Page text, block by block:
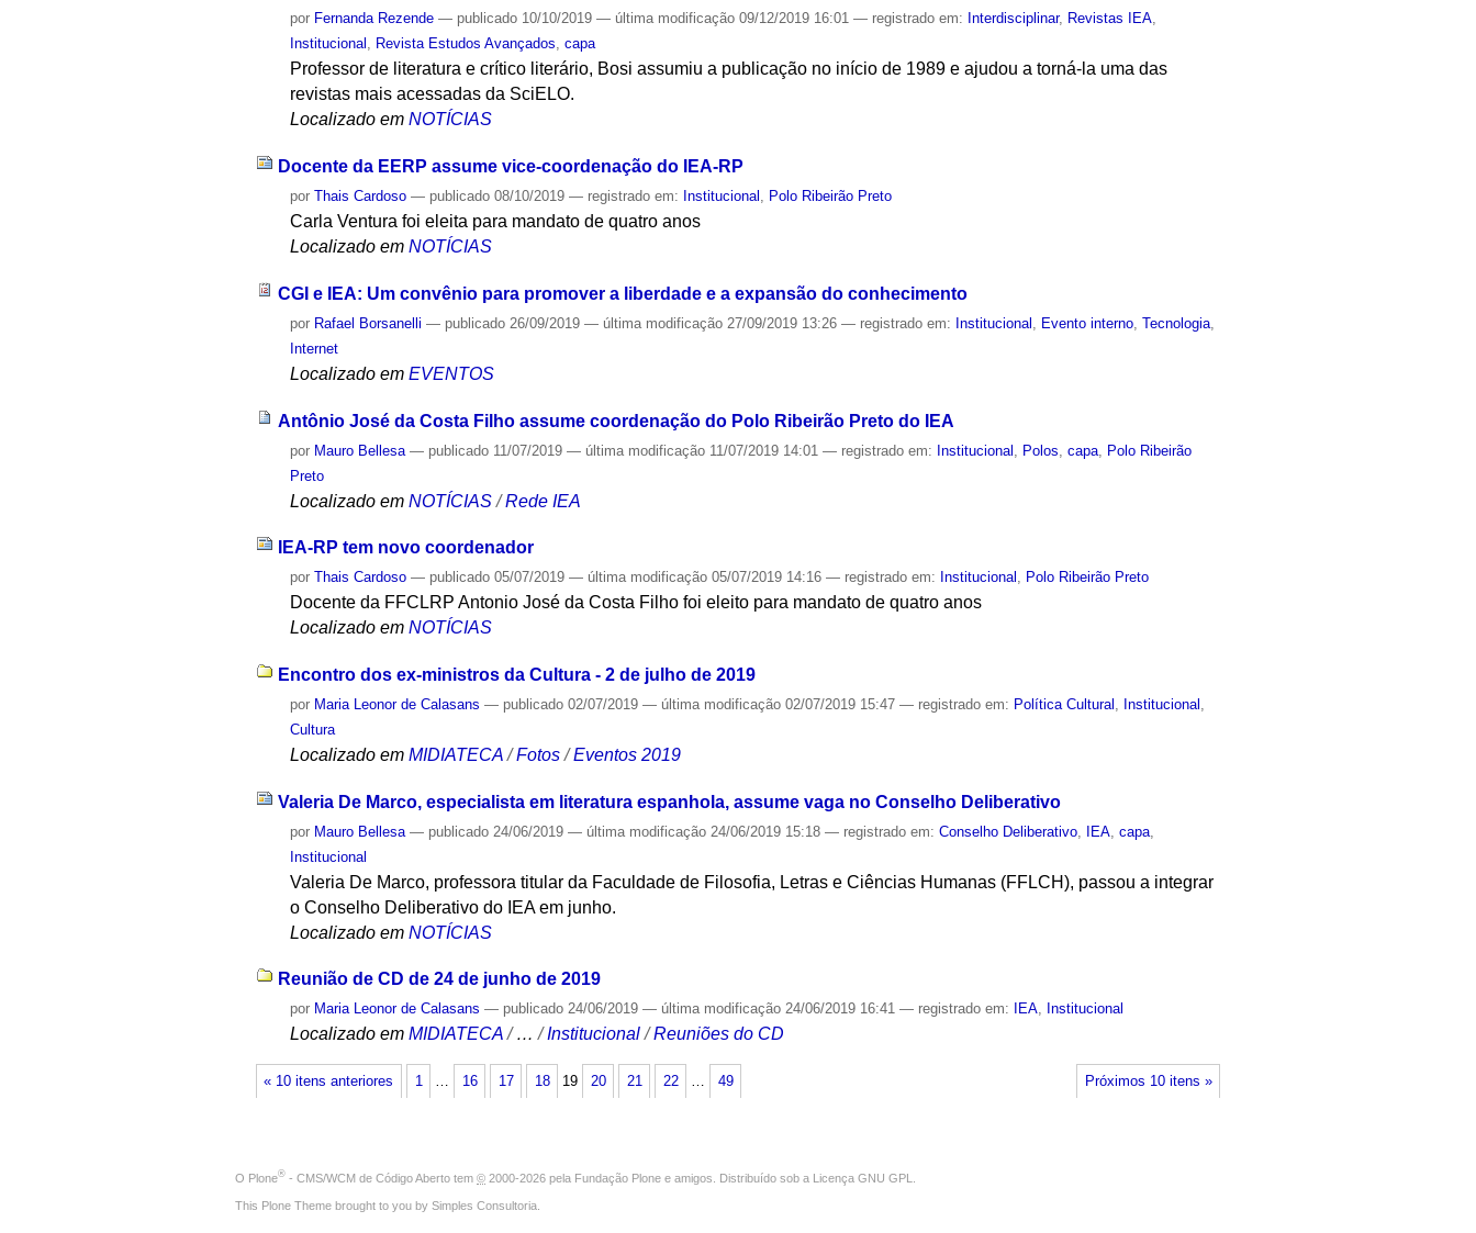
por Fernanda Rezende — publicado 10/10/2019— última modificação 09/12/2019 16:01— registrado em: Interdisciplinar, Revistas IEA,
Institucional , Revista Estudos Avançados,capa
Professor de literatura e crítico literário, Bosi assumiu a publicação no início de 1989 e ajudou a torná-la uma das
revistas mais acessadas da SciELO.
Localizado em NOTÍCIAS
Docente da EERP assume vice-coordenação do IEA-RP
porThais Cardoso — publicado 08/10/2019— registrado em: Institucional , Polo Ribeirão Preto
Carla Ventura foi eleita para mandato de quatro anos
Localizado em NOTÍCIAS
CGI e IEA: Um convênio para promover a liberdade e a expansão do conhecimento
por Rafael Borsanelli — publicado 26/09/2019— última modificação 27/09/2019 13:26— registrado em: Institucional Evento interno ,Tecnologia
Internet
Localizado em EVENTOS
Antônio José da Costa Filho assume coordenação do Polo Ribeirão Preto do IEA
por Mauro Bellesa — publicado 11/07/2019— última modificação 11/07/2019 14:01— registrado em: Institucional Polos ,capa Polo Ribeirão
Preto
Localizado em NOTÍCIAS /Rede IEA
IEA-RP tem novo coordenador
porThais Cardoso — publicado 05/07/2019— última modificação 05/07/2019 14:16— registrado em: Institucional , Polo Ribeirão Preto
Docente da FFCLRP Antonio José da Costa Filho foi eleito para mandato de quatro anos
Localizado em NOTÍCIAS
Encontro dos ex-ministros da Cultura - 2 de julho de 2019
por Maria Leonor de Calasans — publicado 02/07/2019— última modificação 02/07/2019 15:47— registrado em: Política Cultural Institucional
Cultura
Localizado em MIDIATECA /Fotos /Eventos 2019
Valeria De Marco, especialista em literatura espanhola, assume vaga no Conselho Deliberativo
por Mauro Bellesa — publicado 24/06/2019— última modificação 24/06/2019 15:18— registrado em:Conselho Deliberativo IEA ,capa
Institucional
Valeria De Marco, professora titular da Faculdade de Filosofia, Letras e Ciências Humanas (FFLCH), passou a integrar
o Conselho Deliberativo do IEA em junho.
Localizado em NOTÍCIAS
Reunião de CD de 24 de junho de 2019
por Maria Leonor de Calasans — publicado 24/06/2019— última modificação 24/06/2019 16:41— registrado em: IEA, Institucional
Localizado em MIDIATECA /…/Institucional /Reuniões do CD
« 10 itens anteriores Próximos 10 itens »
1 16 17 18 19 20 21 22 49
O Plone® - CMS/WCM de Código Aberto tem © 2000-2026 pela Fundação Plone e amigos. Distribuído sob a Licença GNU GPL
This Plone Theme brought to you by Simples Consultoria